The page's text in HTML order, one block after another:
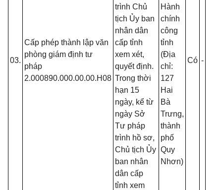
03.
Cấp phép thành lập văn
phòng giám định tư
pháp
2.000890.000.00.00.H08
trình Chủ
tịch Ủy ban
nhân dân
cấp tỉnh
xem xét,
quyết định.
Trong thời
hạn 15
ngày, kể từ
ngày Sở
Tư pháp
trình hồ sơ,
Chủ tịch Ủy
ban nhân
dân cấp
tỉnh xem
Hành
chính
công
tỉnh
(Địa
chỉ:
127
Hai
Bà
Trưng,
thành
phố
Quy
Nhơn)
Có -